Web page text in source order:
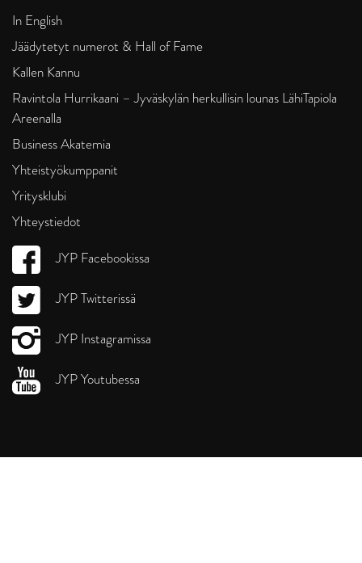
In English
Jäädytetyt numerot & Hall of Fame
Kallen Kannu
Ravintola Hurrikaani – Jyväskylän herkullisin lounas LähiTapiola
Areenalla
Business Akatemia
Yhteistyökumppanit
Yritysklubi
Yhteystiedot
JYP Facebookissa
JYP Twitterissä
JYP Instagramissa
JYP Youtubessa